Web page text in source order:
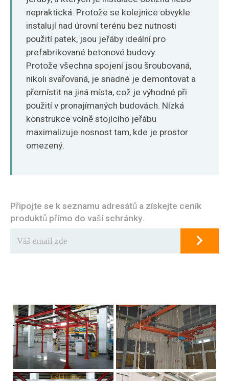
nepraktická. Protože se kolejnice obvykle
instalují nad úrovní terénu bez nutnosti
použití patek, jsou jeřáby ideální pro
prefabrikované betonové budovy.
Protože všechna spojení jsou šroubovaná,
nikoli svařovaná, je snadné je demontovat a
přemístit na jiná místa, což je výhodné při
použití v pronajímaných budovách. Nízká
konstrukce volně stojícího jeřábu
maximalizuje nosnost tam, kde je prostor
omezený.
Připojte se k seznamu adresátů a získejte ceník
produktů přímo do vaší schránky.